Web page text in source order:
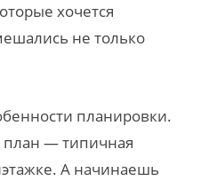
хочется
не только
планировки.
— типичная
А начинаешь